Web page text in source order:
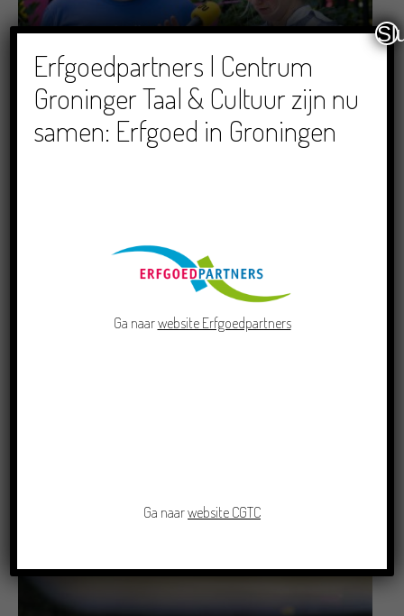
Ommaans
29/06/2026
Crowdfunding voor bijzonder kinderboek met
Groningse liedjes en verhalen
rond het Gronings en Platduits
Erfgoedpartners | Centrum
Groninger Taal & Cultuur zijn nu
samen: Erfgoed in Groningen
Ga naarwebsite Erfgoedpartners
Ga naarwebsite CGTC